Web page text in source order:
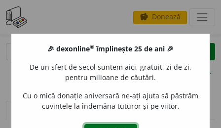
savings Donează
clear
opțiuni
definiții (1)
🎉 dexonline® împlinește 25 de ani 🎉
De un sfert de secol suntem aici, gratuit, zi de zi,
pentru milioane de căutări.
Cu o mică donație aniversară ne-ați ajuta să păstrăm
cuvintele la îndemâna tuturor și pe viitor.